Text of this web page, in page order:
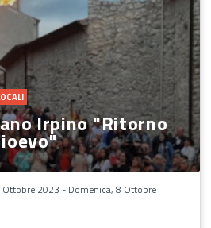
Irpino "Ritorno
Ottobre 2023 - Domenica, 8 Ottobre